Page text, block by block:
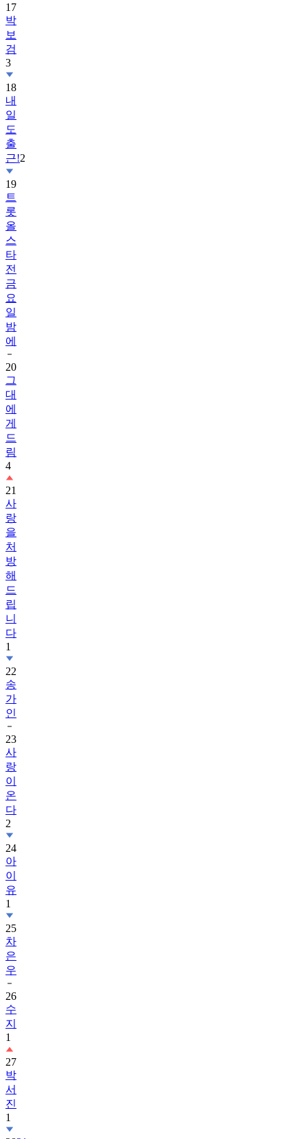
17
박
보
검
3
18
내
일
도
출
근!2
19
트
롯
올
스
타
전
금
요
일
밤
에
20
그
대
에
게
드
림
4
21
사
랑
을
처
방
해
드
립
니
다
1
22
송
가
인
23
사
랑
이
온
다
2
24
아
이
유
1
25
차
은
우
26
수
지
1
27
박
서
진
1